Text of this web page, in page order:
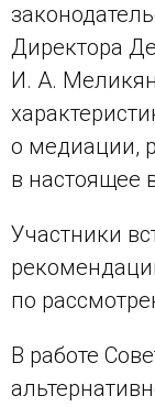
Директора
И. А.
о медиации,
в настоящее
Участники
по
В работе